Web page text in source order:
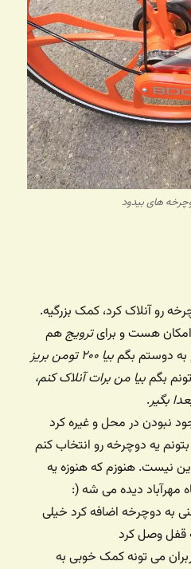
های بیدود
رو آنلاک کرد، کمک بزرگیه.
هست و برایترویجهم
به دوستم بگم
بیا ۲۰۰ تومن بریز
بگمبیا من برات آنلاک کنم،
بگیر.
نبودن در محل و غیره کرد
یه دوچرخه رو انتخاب کنم
نیست. هنوزم که هنوزه یه
مهرآباد دیده می شه (:
به دوچرخه اضافه کرد خیلی
قفل وصل کرد
می تونه کمک خوبی به